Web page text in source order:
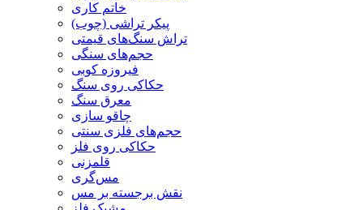
خاتم کاری
پیکر تراشی (چوب)
تراش سنگ‌های قیمتی
حجم‌های سنگی
فیروزه کوبی
حکاکی روی سنگ
معرق سنگ
چاقو سازی
حجم‌های فلزی سنتی
حکاکی روی فلز
قلمزنی
مس‌گری
نقش برجسته بر مس